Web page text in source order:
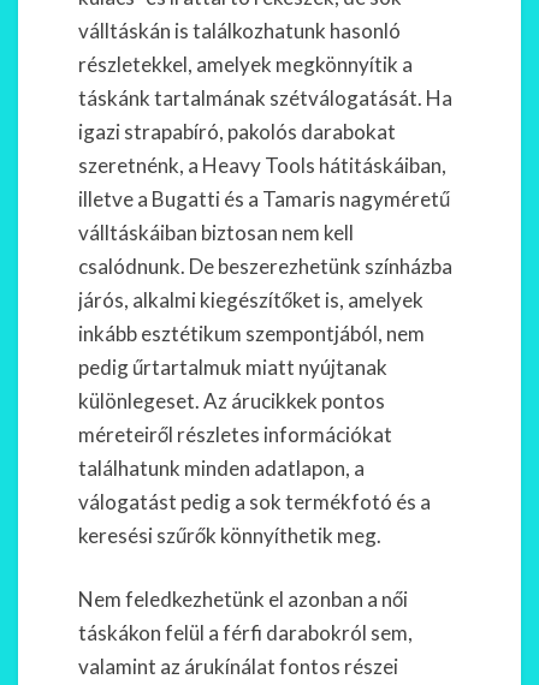
válltáskán is találkozhatunk hasonló
részletekkel, amelyek megkönnyítik a
táskánk tartalmának szétválogatását. Ha
igazi strapabíró, pakolós darabokat
szeretnénk, a Heavy Tools hátitáskáiban,
illetve a Bugatti és a Tamaris nagyméretű
válltáskáiban biztosan nem kell
csalódnunk. De beszerezhetünk színházba
járós, alkalmi kiegészítőket is, amelyek
inkább esztétikum szempontjából, nem
pedig űrtartalmuk miatt nyújtanak
különlegeset. Az árucikkek pontos
méreteiről részletes információkat
találhatunk minden adatlapon, a
válogatást pedig a sok termékfotó és a
keresési szűrők könnyíthetik meg.
Nem feledkezhetünk el azonban a női
táskákon felül a férfi darabokról sem,
valamint az árukínálat fontos részei